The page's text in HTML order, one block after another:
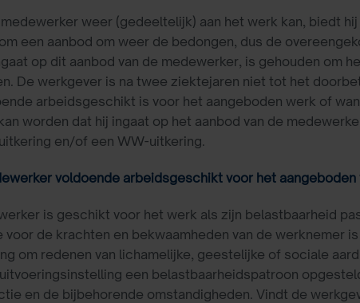
weer (gedeeltelijk) aan het werk kan, biedt
een aanbod om weer de bedongen, dus de
op dit aanbod van de medewerker, is gehouden om
De werkgever is na twee ziektejaren niet tot het
arbeidsgeschikt is voor het aangeboden werk of
worden dat hij ingaat op het aanbod van de
en/of een WW-uitkering.
voldoende arbeidsgeschikt voor het aangeboden
is geschikt voor het werk als zijn belastbaarheid
voor de krachten en bekwaamheden van de werknemer
om redenen van lichamelijke, geestelijke of sociale
een belastbaarheidspatroon
en de bijbehorende omstandigheden. Vindt de